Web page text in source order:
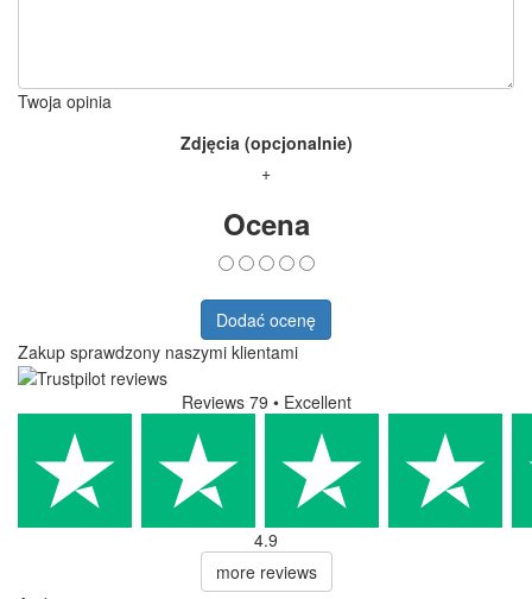
Twoja opinia
Zdjęcia (opcjonalnie)
+
Ocena
Dodać ocenę
Zakup sprawdzony naszymi klientami
Reviews 79 • Excellent
4.9
more reviews